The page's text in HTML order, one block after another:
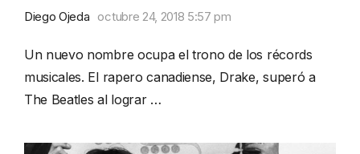
Diego Ojeda octubre 24, 2018 5:57 pm
Un nuevo nombre ocupa el trono de los récords
musicales. El rapero canadiense, Drake, superó a
The Beatles al lograr …